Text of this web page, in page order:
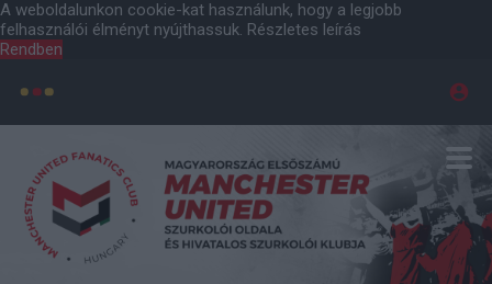
A weboldalunkon cookie-kat használunk, hogy a legjobb
felhasználói élményt nyújthassuk. Részletes leírás
Rendben